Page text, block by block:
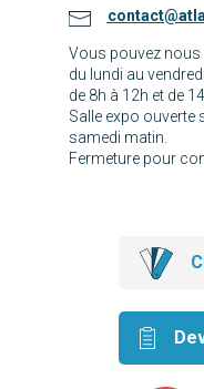
Vous pouvez
du lundi au vendredi
de 8h à 12h et de
Salle expo ouverte
samedi matin.
Fermeture pour